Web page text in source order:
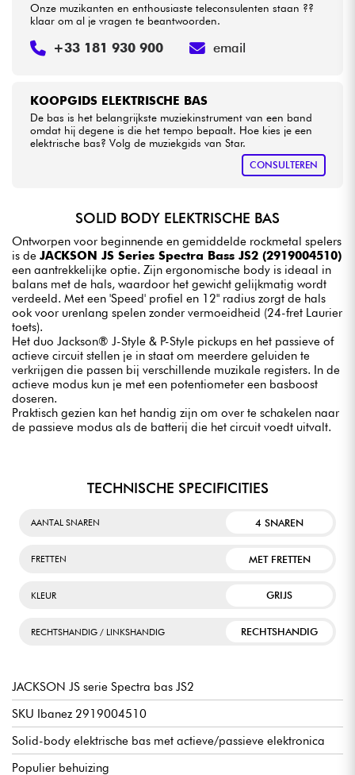
KOOPGIDS ELEKTRISCHE BAS
De bas is het belangrijkste muziekinstrument van een band
omdat hij degene is die het tempo bepaalt. Hoe kies je een
elektrische bas? Volg de muziekgids van Star.
CONSULTEREN
Onze muzikanten en enthousiaste teleconsulenten staan ??
klaar om al je vragen te beantwoorden.
+33 181 930 900 email
SOLID BODY ELEKTRISCHE BAS
Ontworpen voor beginnende en gemiddelde rockmetal spelers
is de JACKSON JS Series Spectra Bass JS2 (2919004510)
een aantrekkelijke optie. Zijn ergonomische body is ideaal in
balans met de hals, waardoor het gewicht gelijkmatig wordt
verdeeld. Met een 'Speed' profiel en 12" radius zorgt de hals
ook voor urenlang spelen zonder vermoeidheid (24-fret Laurier
toets).
Het duo Jackson® J-Style & P-Style pickups en het passieve of
actieve circuit stellen je in staat om meerdere geluiden te
verkrijgen die passen bij verschillende muzikale registers. In de
actieve modus kun je met een potentiometer een basboost
doseren.
Praktisch gezien kan het handig zijn om over te schakelen naar
de passieve modus als de batterij die het circuit voedt uitvalt.
TECHNISCHE SPECIFICITIES
AANTAL SNAREN 4 SNAREN
FRETTEN MET FRETTEN
KLEUR GRIJS
RECHTSHANDIG / LINKSHANDIG RECHTSHANDIG
JACKSON JS serie Spectra bas JS2
SKU Ibanez 2919004510
Solid-body elektrische bas met actieve/passieve elektronica
Populier behuizing